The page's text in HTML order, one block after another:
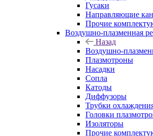
Гусаки
Направляющие
Прочие
Воздушно-плазменная
Назад
Воздушно-
Плазмотроны
Насадки
Сопла
Катоды
Диффузоры
Трубки
Головки
Изоляторы
Прочие